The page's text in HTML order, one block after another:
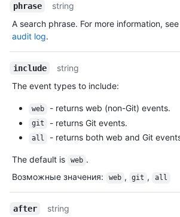
phrase
string
A search phrase. For more information, see
audit log.
include
string
The event types to include:
web - returns web (non-Git) events.
git - returns Git events.
all - returns both web and Git
The default is web .
Возможные значения: web , git , all
after
string